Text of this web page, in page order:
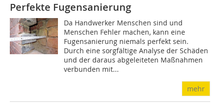
Perfekte Fugensanierung
Da Handwerker Menschen sind und
Menschen Fehler machen, kann eine
Fugensanierung niemals perfekt sein.
Durch eine sorgfältige Analyse der Schäden
und der daraus abgeleiteten Maßnahmen
verbunden mit...
mehr